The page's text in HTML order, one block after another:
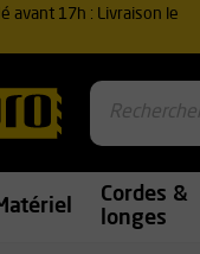
avant 17h : Livraison le
Cordes &
longes